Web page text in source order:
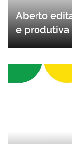
Aberto
e produtiva